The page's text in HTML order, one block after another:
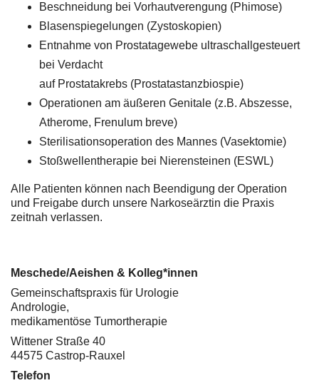
Beschneidung bei Vorhautverengung (Phimose)
Blasenspiegelungen (Zystoskopien)
Entnahme von Prostatagewebe ultraschallgesteuert
bei Verdacht
auf Prostatakrebs (Prostatastanzbiospie)
Operationen am äußeren Genitale (z.B. Abszesse,
Atherome, Frenulum breve)
Sterilisationsoperation des Mannes (Vasektomie)
Stoßwellentherapie bei Nierensteinen (ESWL)
Alle Patienten können nach Beendigung der Operation
und Freigabe durch unsere Narkoseärztin die Praxis
zeitnah verlassen.
Meschede/Aeishen & Kolleg*innen
Gemeinschaftspraxis für Urologie
Andrologie,
medikamentöse Tumortherapie
Wittener Straße 40
44575 Castrop-Rauxel
Telefon